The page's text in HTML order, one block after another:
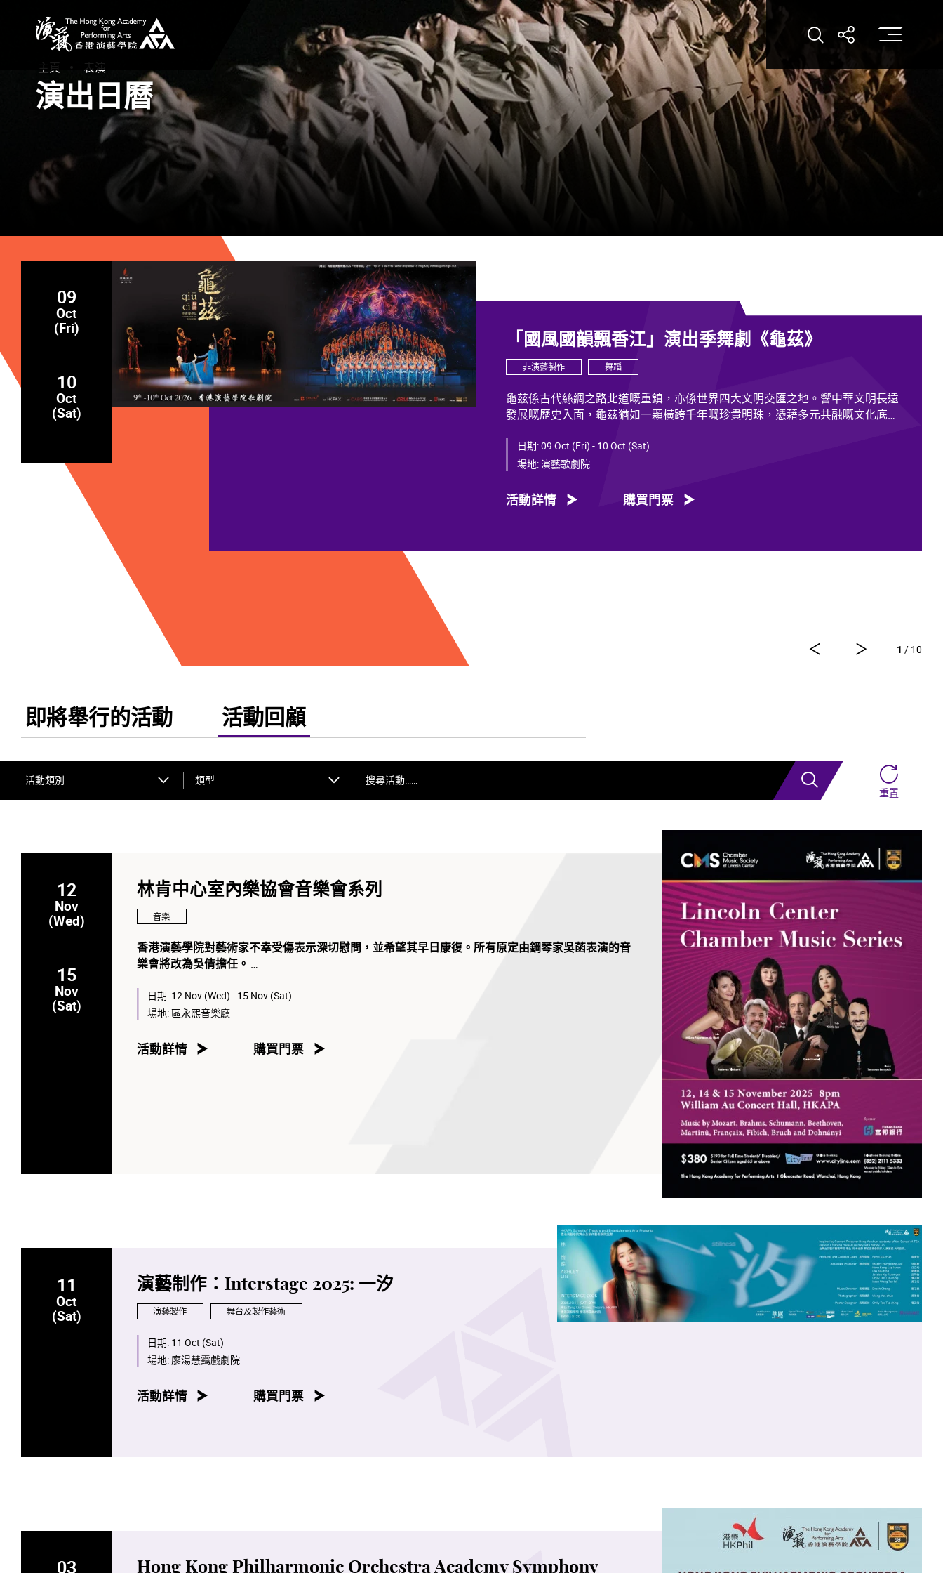
打開搜索打開分享打
主頁 表演
演出日曆
09
Oct
(Fri)
10
Oct
(Sat)
「國風國韻飄香江」演出季舞劇《龜茲》
非演藝製作 舞蹈
龜茲係古代絲綢之路北道嘅重鎮，亦係世界四大文明交匯之地。響中華文明長遠
發展嘅歷史入面，龜茲猶如一顆橫跨千年嘅珍貴明珠，憑藉多元共融嘅文化底
千年以來，龜茲文化承載住歷代各族人士嘅足跡同情誼。無論係石窟壁畫當中身
各族交融共生、彼此相融嘅關係，既是新疆歷史文化嘅真實寫照，亦印證咗中華
文明多元一體嘅發展特質。舞劇《龜茲》就沿住呢段歷史足跡創作，透過鳩摩羅
型設計徐彬同道具設計雷鵬等一眾內地資深藝術家。今次演出陣容，以新疆藝術
劇院歌舞團同新疆師範大學年輕舞者為骨幹，聯同內地出色嘅青年舞蹈家同台演
日期:09 Oct (Fri) - 10 Oct (Sat)
場地:演藝歌劇院
活動詳情 購買門票
1 / 10
即將舉行的活動 活動回顧
活動類別 類型
搜尋活動…… 搜索
重置
12
Nov
(Wed)
15
Nov
(Sat)
林肯中心室內樂協會音樂會系列
音樂
香港演藝學院對藝術家不幸受傷表示深切慰問，並希望其早日康復。所有原定由鋼琴家吳菡表演的音
樂會將改為吳倩擔任。
為建構一個跨界‧泛文化
努、弗朗塞、菲比赫、布魯赫和多赫南伊等多首名作，配器涵蓋單簧管、圓號、鋼琴和弦樂，這三場
日期: 12 Nov (Wed) - 15 Nov (Sat)
場地:區永熙音樂廳
活動詳情 購買門票
11
Oct
(Sat)
演藝制作：Interstage 2025: 一汐
演藝製作 舞台及製作藝術
日期: 11 Oct (Sat)
場地: 廖湯慧靄戲劇院
活動詳情 購買門票
03
Hong Kong Philharmonic Orchestra Academy Symphony